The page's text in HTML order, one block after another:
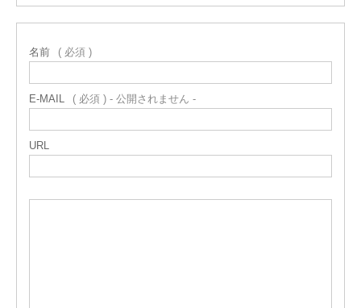
名前 ( 必須 )
E-MAIL ( 必須 ) - 公開されません -
URL